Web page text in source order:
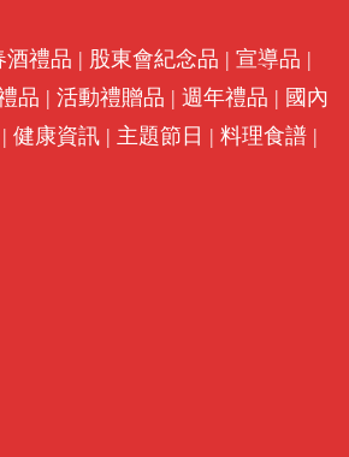
酒禮品 | 股東會紀念品 | 宣導品 |
品 | 活動禮贈品 | 週年禮品 | 國內
| 健康資訊 | 主題節日 | 料理食譜 |